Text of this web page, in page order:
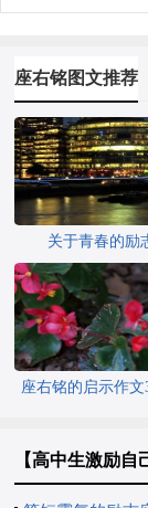
座右铭图文推荐
关于青春的励
座右铭的启示作文
【高中生激励自